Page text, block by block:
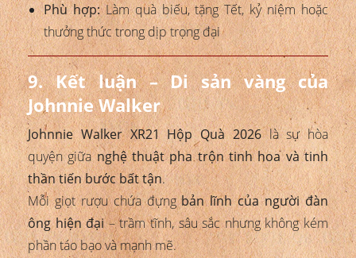
Phù hợp:Làm quà biếu, tặng Tết, kỷ niệm hoặc
thưởng thức trong dịp trọng đại
9. Kết luận – Di sản vàng của
Johnnie Walker
Johnnie Walker XR21 Hộp Quà 2026là sự hòa
quyện giữanghệ thuật pha trộn tinh hoa và tinh
thần tiến bước bất tận.
Mỗi giọt rượu chứa đựngbản lĩnh của người đàn
ông hiện đại– trầm tĩnh, sâu sắc nhưng không kém
phần táo bạo và mạnh mẽ.